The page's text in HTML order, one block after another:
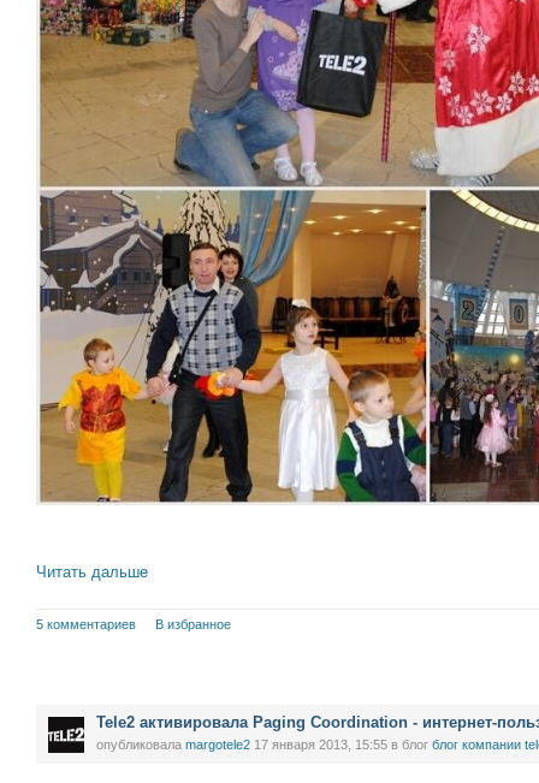
Читать дальше
5 комментариев В избранное
Tele2 активировала Paging Coordination - интернет-
опубликовала margotele2 17 января 2013, 15:55 в блог блог компании